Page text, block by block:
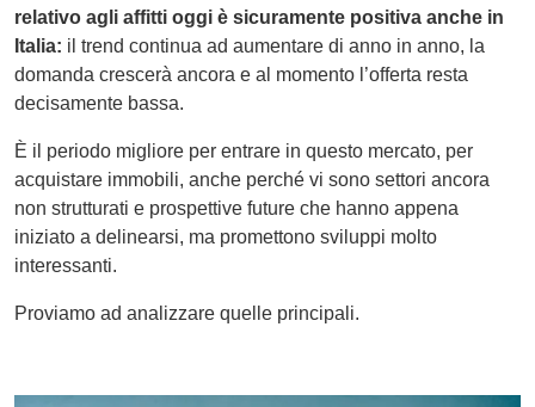
relativo agli affitti oggi è sicuramente positiva anche in
Italia: il trend continua ad aumentare di anno in anno, la
domanda crescerà ancora e al momento l’offerta resta
decisamente bassa.
È il periodo migliore per entrare in questo mercato, per
acquistare immobili, anche perché vi sono settori ancora
non strutturati e prospettive future che hanno appena
iniziato a delinearsi, ma promettono sviluppi molto
interessanti.
Proviamo ad analizzare quelle principali.